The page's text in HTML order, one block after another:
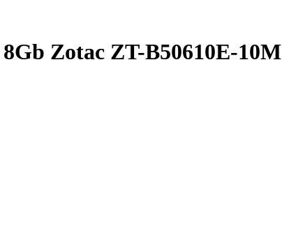
Zotac ZT-B50610E-10M